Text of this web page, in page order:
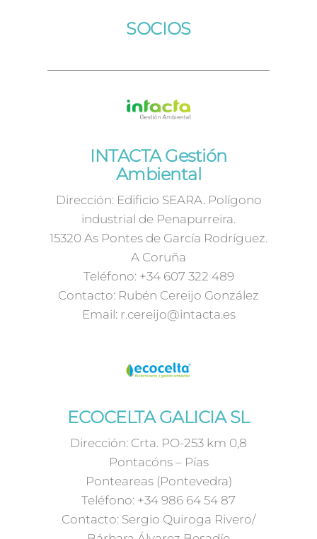
SOCIOS
INTACTA Gestión
Ambiental
Dirección: Edificio SEARA. Polígono
industrial de Penapurreira.
15320 As Pontes de García Rodríguez.
A Coruña
Teléfono: +34 607 322 489
Contacto: Rubén Cereijo González
Email: r.cereijo@intacta.es
ECOCELTA GALICIA SL
Dirección: Crta. PO-253 km 0,8
Pontacóns – Pías
Ponteareas (Pontevedra)
Teléfono: +34 986 64 54 87
Contacto: Sergio Quiroga Rivero/